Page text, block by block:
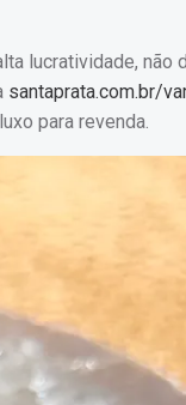
lucratividade, não
santaprata.com.br/
para revenda.